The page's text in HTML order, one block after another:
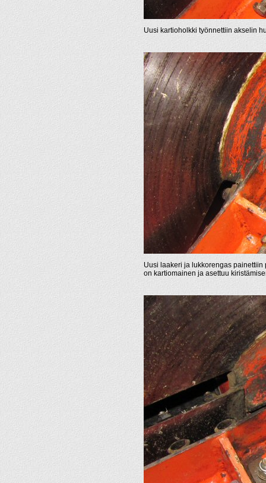
Uusi kartioholkki työnnettiin akselin
Uusi laakeri ja lukkorengas
on kartiomainen ja asettuu